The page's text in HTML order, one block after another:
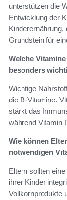
unterstützen die
Entwicklung der
Kinderernährung,
Grundstein für
Welche
besonders
Wichtige
die B-Vitamine.
stärkt das
während Vitamin
Wie können
notwendigen
Eltern sollten
ihrer Kinder
Vollkornprodukte